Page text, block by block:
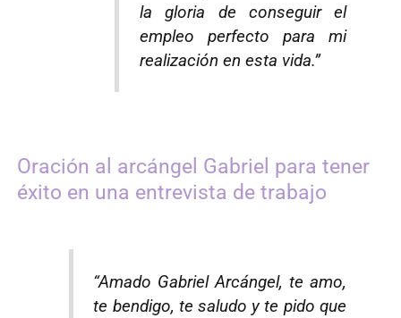
la gloria de conseguir el
empleo perfecto para mi
realización en esta vida.”
Oración al arcángel Gabriel para tener
éxito en una entrevista de trabajo
“Amado Gabriel Arcángel, te amo,
te bendigo, te saludo y te pido que